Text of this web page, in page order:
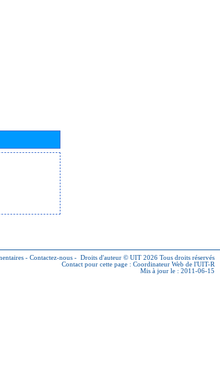
- Contactez-nous - Droits d'auteur © UIT 2026 Tous droits réservés
Contact pour cette page : Coordinateur Web de l'UIT-R
Mis à jour le : 2011-06-15